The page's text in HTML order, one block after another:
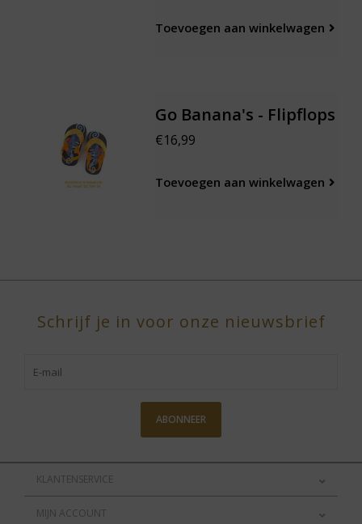
Toevoegen aan winkelwagen
Go Banana's - Flipflops
€16,99
Toevoegen aan winkelwagen
Schrijf je in voor onze nieuwsbrief
ABONNEER
KLANTENSERVICE
MIJN ACCOUNT